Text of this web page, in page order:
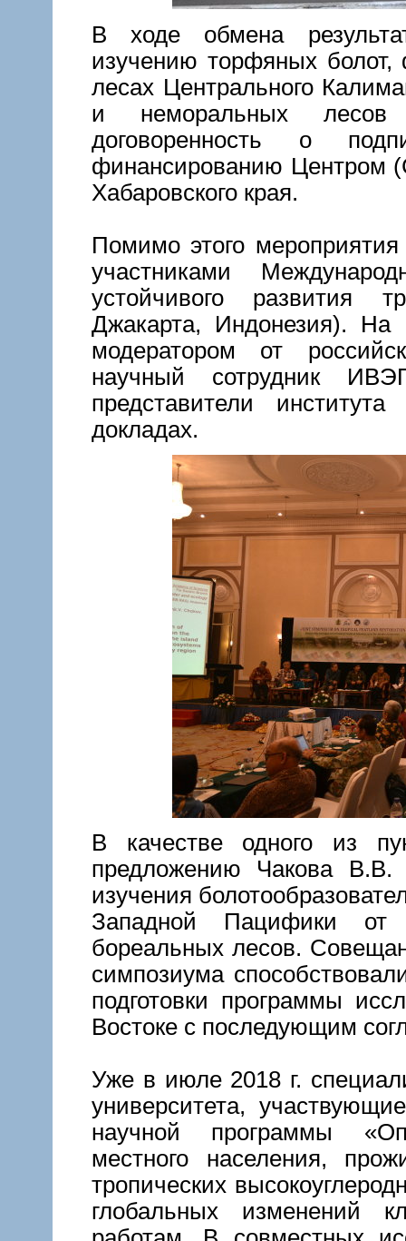
В ходе обмена
изучению торфяных
лесах Центрального
и неморальных лесов
договоренность о
финансированию Центром
Хабаровского края.
Помимо этого
участниками
устойчивого развития
Джакарта, Индонезия). На
модератором от
научный сотрудник
представители
докладах.
В качестве одного из
предложению Чакова
изучения
Западной Пацифики от
бореальных лесов.
симпозиума
подготовки программы
Востоке с последующим
Уже в июле 2018 г.
университета,
научной программы
местного населения,
тропических
глобальных изменений